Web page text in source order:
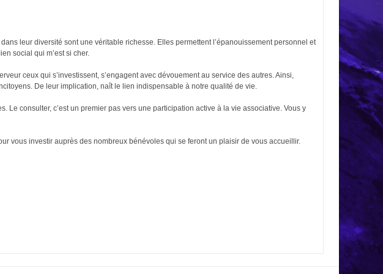
leur diversité sont une véritable richesse. Elles permettent l’épanouissement personnel et
social qui m’est si cher.
ceux qui s’investissent, s’engagent avec dévouement au service des autres. Ainsi,
De leur implication, naît le lien indispensable à notre qualité de vie.
consulter, c’est un premier pas vers une participation active à la vie associative. Vous y
vous investir auprès des nombreux bénévoles qui se feront un plaisir de vous accueillir.